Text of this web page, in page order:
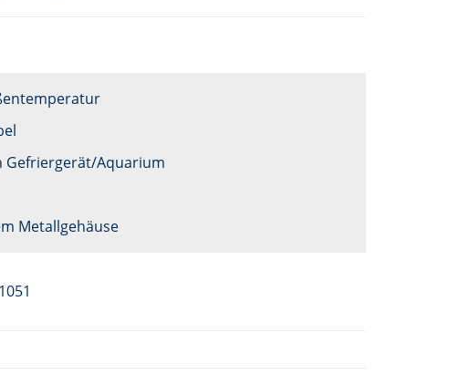
Gefriergerät/Aquarium
Metallgehäuse